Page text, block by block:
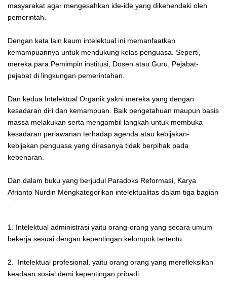
masyarakat agar mengesahkan ide-ide yang dikehendaki oleh
pemerintah.
Dengan kata lain kaum intelektual ini memanfaatkan
kemampuannya untuk mendukung kelas penguasa. Seperti,
mereka para Pemimpin institusi, Dosen atau Guru, Pejabat-
pejabat di lingkungan pemerintahan.
Dan kedua Intelektual Organik yakni mereka yang dengan
kesadaran diri dan kemampuan. Baik pengetahuan maupun basis
massa melakukan serta mengambil langkah untuk membuka
kesadaran perlawanan terhadap agenda atau kebijakan-
kebijakan penguasa yang dirasanya tidak berpihak pada
kebenaran.
Dan dalam buku yang berjudul Paradoks Reformasi, Karya
Afrianto Nurdin Mengkategorikan intelektualitas dalam tiga bagian
:
1. Intelektual administrasi yaitu orang-orang yang secara umum
bekerja sesuai dengan kepentingan kelompok tertentu.
2. Intelektual profesional, yaitu orang orang yang merefleksikan
keadaan sosial demi kepentingan pribadi.